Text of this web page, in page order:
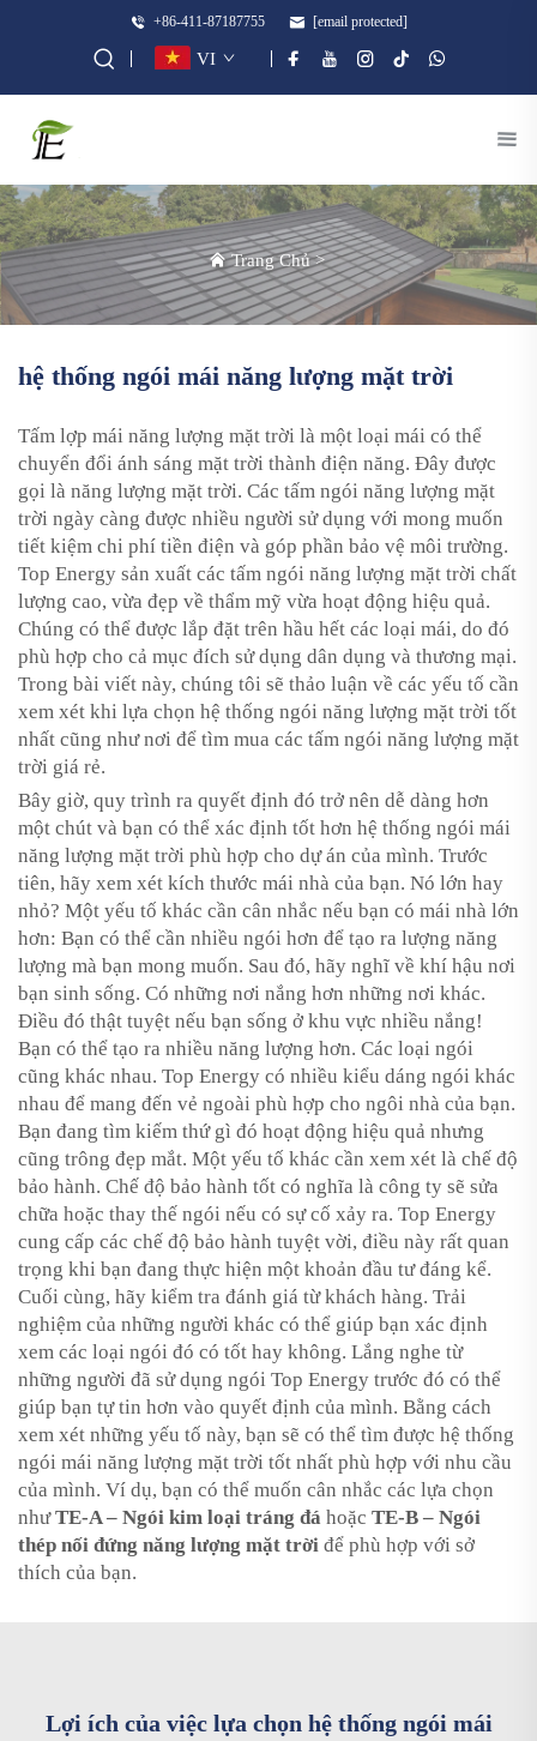
+86-411-87187755 [email protected]
VI
Trang Chủ>
hệ thống ngói mái năng lượng mặt trời
Tấm lợp mái năng lượng mặt trời là một loại mái có thể
chuyển đổi ánh sáng mặt trời thành điện năng. Đây được
gọi là năng lượng mặt trời. Các tấm ngói năng lượng mặt
trời ngày càng được nhiều người sử dụng với mong muốn
tiết kiệm chi phí tiền điện và góp phần bảo vệ môi trường.
Top Energy sản xuất các tấm ngói năng lượng mặt trời chất
lượng cao, vừa đẹp về thẩm mỹ vừa hoạt động hiệu quả.
Chúng có thể được lắp đặt trên hầu hết các loại mái, do đó
phù hợp cho cả mục đích sử dụng dân dụng và thương mại.
Trong bài viết này, chúng tôi sẽ thảo luận về các yếu tố cần
xem xét khi lựa chọn hệ thống ngói năng lượng mặt trời tốt
nhất cũng như nơi để tìm mua các tấm ngói năng lượng mặt
trời giá rẻ.
Bây giờ, quy trình ra quyết định đó trở nên dễ dàng hơn
một chút và bạn có thể xác định tốt hơn hệ thống ngói mái
năng lượng mặt trời phù hợp cho dự án của mình. Trước
tiên, hãy xem xét kích thước mái nhà của bạn. Nó lớn hay
nhỏ? Một yếu tố khác cần cân nhắc nếu bạn có mái nhà lớn
hơn: Bạn có thể cần nhiều ngói hơn để tạo ra lượng năng
lượng mà bạn mong muốn. Sau đó, hãy nghĩ về khí hậu nơi
bạn sinh sống. Có những nơi nắng hơn những nơi khác.
Điều đó thật tuyệt nếu bạn sống ở khu vực nhiều nắng!
Bạn có thể tạo ra nhiều năng lượng hơn. Các loại ngói
cũng khác nhau. Top Energy có nhiều kiểu dáng ngói khác
nhau để mang đến vẻ ngoài phù hợp cho ngôi nhà của bạn.
Bạn đang tìm kiếm thứ gì đó hoạt động hiệu quả nhưng
cũng trông đẹp mắt. Một yếu tố khác cần xem xét là chế độ
bảo hành. Chế độ bảo hành tốt có nghĩa là công ty sẽ sửa
chữa hoặc thay thế ngói nếu có sự cố xảy ra. Top Energy
cung cấp các chế độ bảo hành tuyệt vời, điều này rất quan
trọng khi bạn đang thực hiện một khoản đầu tư đáng kể.
Cuối cùng, hãy kiểm tra đánh giá từ khách hàng. Trải
nghiệm của những người khác có thể giúp bạn xác định
xem các loại ngói đó có tốt hay không. Lắng nghe từ
những người đã sử dụng ngói Top Energy trước đó có thể
giúp bạn tự tin hơn vào quyết định của mình. Bằng cách
xem xét những yếu tố này, bạn sẽ có thể tìm được hệ thống
ngói mái năng lượng mặt trời tốt nhất phù hợp với nhu cầu
của mình. Ví dụ, bạn có thể muốn cân nhắc các lựa chọn
nhưTE-A – Ngói kim loại tráng đá hoặc TE-B – Ngói
thép nối đứng năng lượng mặt trời để phù hợp với sở
thích của bạn.
Lợi ích của việc lựa chọn hệ thống ngói mái